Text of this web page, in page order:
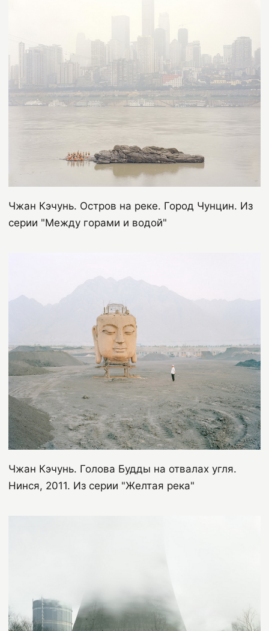
Чжан Кэчунь. Остров на реке. Город Чунцин. Из
серии "Между горами и водой"
Чжан Кэчунь. Голова Будды на отвалах угля.
Нинся, 2011. Из серии "Желтая река"